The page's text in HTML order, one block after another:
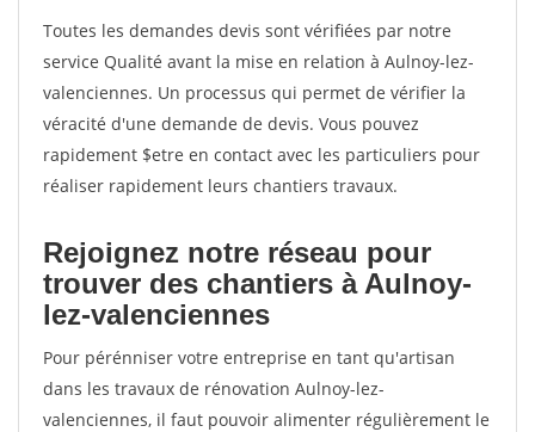
Toutes les demandes devis sont vérifiées par notre
service Qualité avant la mise en relation à Aulnoy-lez-
valenciennes. Un processus qui permet de vérifier la
véracité d'une demande de devis. Vous pouvez
rapidement $etre en contact avec les particuliers pour
réaliser rapidement leurs chantiers travaux.
Rejoignez notre réseau pour
trouver des chantiers à Aulnoy-
lez-valenciennes
Pour pérénniser votre entreprise en tant qu'artisan
dans les travaux de rénovation Aulnoy-lez-
valenciennes, il faut pouvoir alimenter régulièrement le